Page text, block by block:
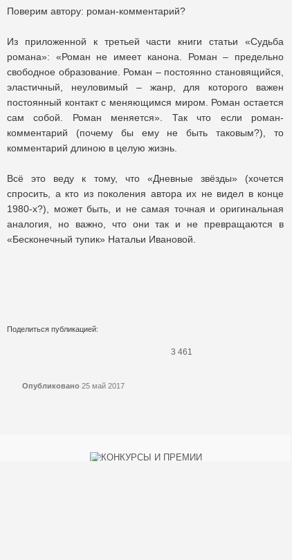
Поверим автору: роман-комментарий?
Из приложенной к третьей части книги статьи «Судьба
романа»: «Роман не имеет канона. Роман – предельно
свободное образование. Роман – постоянно становящийся,
эластичный, неуловимый – жанр, для которого важен
постоянный контакт с меняющимся миром. Роман остается
сам собой. Роман меняется». Так что если роман-
комментарий (почему бы ему не быть таковым?), то
комментарий длиною в целую жизнь.
Всё это веду к тому, что «Дневные звёзды» (хочется
спросить, а кто из поколения автора их не видел в конце
1980-х?), может быть, и не самая точная и оригинальная
аналогия, но важно, что они так и не превращаются в
«Бесконечный тупик» Натальи Ивановой.
Поделиться публикацией:
3 461
Опубликовано 25 май 2017